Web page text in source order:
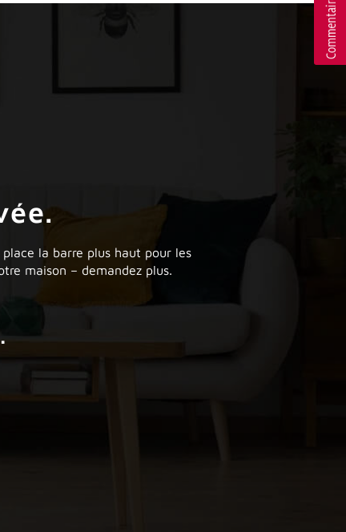
la barre plus haut pour les
maison – demandez plus.